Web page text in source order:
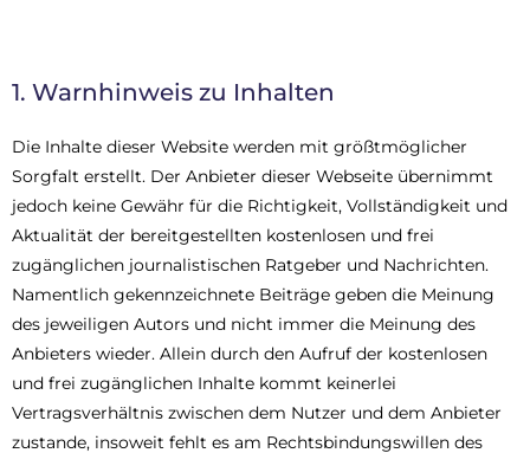
1. Warnhinweis zu Inhalten
Die Inhalte dieser Website werden mit größtmöglicher
Sorgfalt erstellt. Der Anbieter dieser Webseite übernimmt
jedoch keine Gewähr für die Richtigkeit, Vollständigkeit und
Aktualität der bereitgestellten kostenlosen und frei
zugänglichen journalistischen Ratgeber und Nachrichten.
Namentlich gekennzeichnete Beiträge geben die Meinung
des jeweiligen Autors und nicht immer die Meinung des
Anbieters wieder. Allein durch den Aufruf der kostenlosen
und frei zugänglichen Inhalte kommt keinerlei
Vertragsverhältnis zwischen dem Nutzer und dem Anbieter
zustande, insoweit fehlt es am Rechtsbindungswillen des